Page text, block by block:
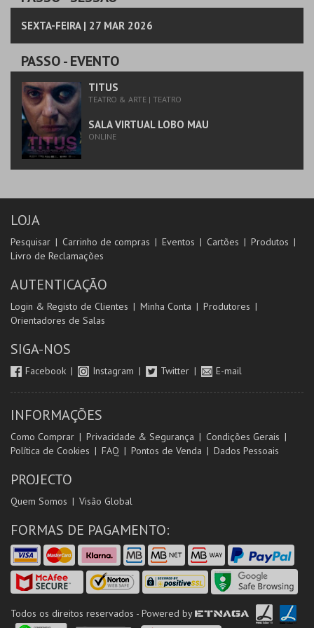
SEXTA-FEIRA | 27 MAR 2026
PASSO- EVENTO
TITUS
TEATRO & ARTE | TEATRO
SALA VIRTUAL LOBO MAU
ONLINE
LOJA
Pesquisar Carrinho de compras Eventos Cartões
Produtos
Livro de Reclamações
AUTENTICAÇÃO
Login & Registo de Clientes Minha Conta
Produtores
Orientadores de Salas
SIGA-NOS
Facebook Instagram Twitter E-mail
INFORMAÇÕES
Como Comprar Privacidade & Segurança
Condições Gerais
Política de Cookies
FAQ Pontos de Venda Dados Pessoais
PROJECTO
Quem Somos Visão Global
FORMAS DE PAGAMENTO:
Todos os direitos reservados - Powered by ETNAGA